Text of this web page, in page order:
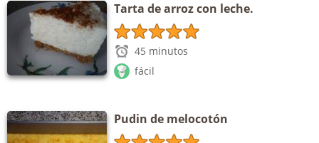
Tarta de arroz con leche.
45 minutos
fácil
Pudin de melocotón